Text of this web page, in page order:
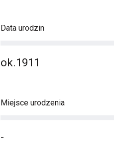
Data urodzin
ok.1911
Miejsce urodzenia
-